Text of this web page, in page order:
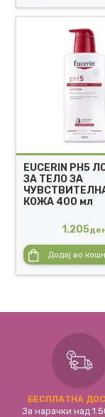
EUCERIN PH5
ЗА ТЕЛО ЗА
КОЖА 400 мл
1.205
Додај во
БЕСПЛАТНА
За нарачки над